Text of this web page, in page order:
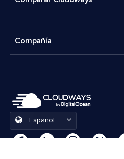
Compañía
Español